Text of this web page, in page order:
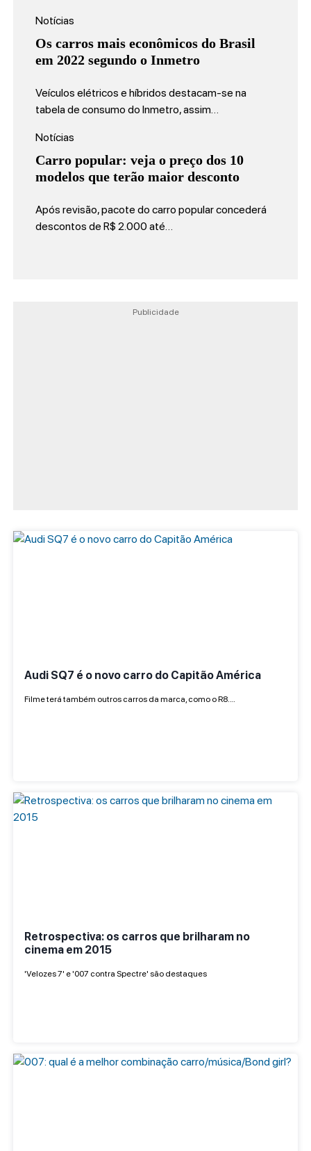
Notícias
Os carros mais econômicos do Brasil
em 2022 segundo o Inmetro
Veículos elétricos e híbridos destacam-se na
tabela de consumo do Inmetro, assim…
Notícias
Carro popular: veja o preço dos 10
modelos que terão maior desconto
Após revisão, pacote do carro popular concederá
descontos de R$ 2.000 até…
Publicidade
Audi SQ7 é o novo carro do Capitão América
Filme terá também outros carros da marca, como o R8.…
Retrospectiva: os carros que brilharam no
cinema em 2015
'Velozes 7' e '007 contra Spectre' são destaques